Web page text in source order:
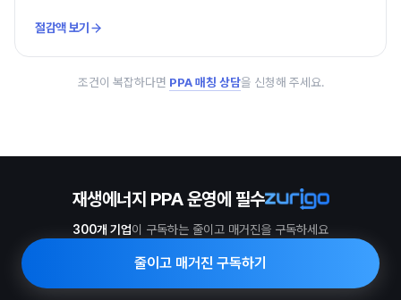
절감액 보기
조건이 복잡하다면 PPA 매칭 상담을 신청해 주세요.
재생에너지 PPA 운영에 필수
300개 기업이 구독하는 줄이고 매거진을 구독하세요
줄이고 매거진 구독하기